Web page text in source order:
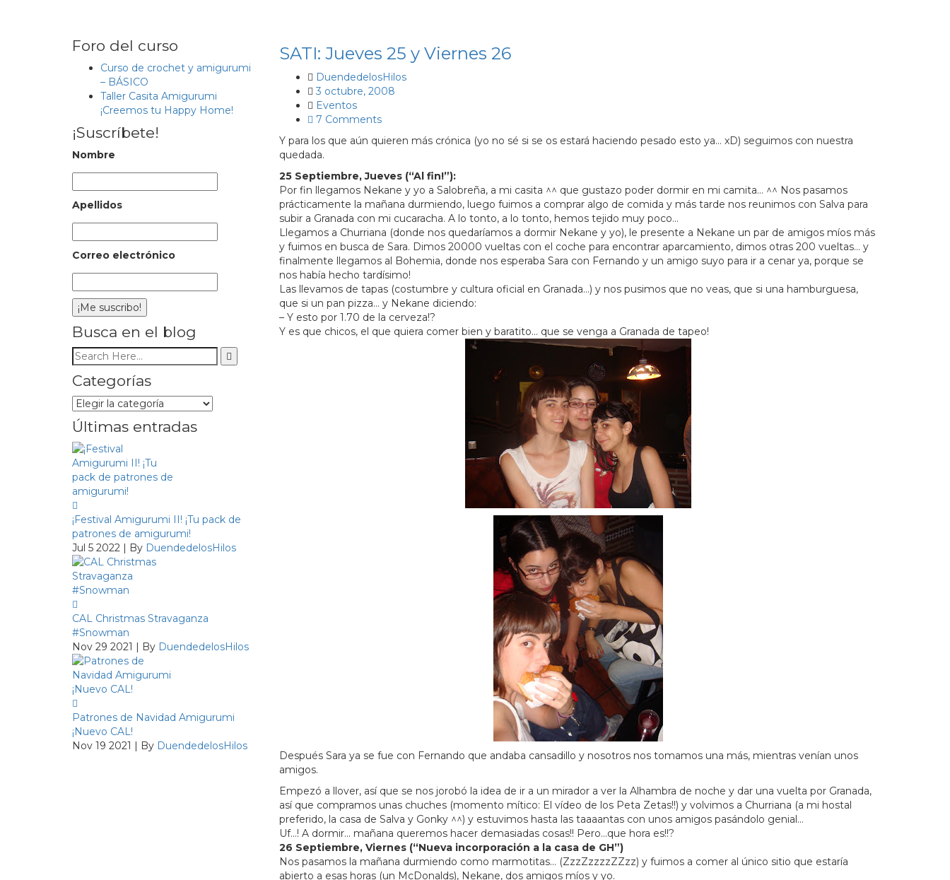
Foro del curso
Curso de crochet y amigurumi
– BÁSICO
Taller Casita Amigurumi
¡Creemos tu Happy Home!
¡Suscríbete!
Nombre
Apellidos
Correo electrónico
Busca en el blog
Categorías
Categorías
Últimas entradas
¡Festival Amigurumi II! ¡Tu pack de
patrones de amigurumi!
Jul 5 2022 | By DuendedelosHilos
CAL Christmas Stravaganza
#Snowman
Nov 29 2021 | By DuendedelosHilos
Patrones de Navidad Amigurumi
¡Nuevo CAL!
Nov 19 2021 | By DuendedelosHilos
SATI: Jueves 25 y Viernes 26
DuendedelosHilos
3 octubre, 2008
Eventos
7 Comments
Y para los que aún quieren más crónica (yo no sé si se os estará haciendo pesado esto ya… xD) seguimos con nuestra
quedada.
25 Septiembre, Jueves (“Al fin!”):
Por fin llegamos Nekane y yo a Salobreña, a mi casita ^^ que gustazo poder dormir en mi camita… ^^ Nos pasamos
prácticamente la mañana durmiendo, luego fuimos a comprar algo de comida y más tarde nos reunimos con Salva para
subir a Granada con mi cucaracha. A lo tonto, a lo tonto, hemos tejido muy poco…
Llegamos a Churriana (donde nos quedaríamos a dormir Nekane y yo), le presente a Nekane un par de amigos míos más
y fuimos en busca de Sara. Dimos 20000 vueltas con el coche para encontrar aparcamiento, dimos otras 200 vueltas… y
finalmente llegamos al Bohemia, donde nos esperaba Sara con Fernando y un amigo suyo para ir a cenar ya, porque se
nos había hecho tardísimo!
Las llevamos de tapas (costumbre y cultura oficial en Granada…) y nos pusimos que no veas, que si una hamburguesa,
que si un pan pizza… y Nekane diciendo:
– Y esto por 1.70 de la cerveza!?
Y es que chicos, el que quiera comer bien y baratito… que se venga a Granada de tapeo!
Después Sara ya se fue con Fernando que andaba cansadillo y nosotros nos tomamos una más, mientras venían unos
amigos.
Empezó a llover, así que se nos jorobó la idea de ir a un mirador a ver la Alhambra de noche y dar una vuelta por Granada,
así que compramos unas chuches (momento mítico: El vídeo de los Peta Zetas!!) y volvimos a Churriana (a mi hostal
preferido, la casa de Salva y Gonky ^^) y estuvimos hasta las taaaantas con unos amigos pasándolo genial…
Uf…! A dormir… mañana queremos hacer demasiadas cosas!! Pero…que hora es!!?
26 Septiembre, Viernes (“Nueva incorporación a la casa de GH”)
Nos pasamos la mañana durmiendo como marmotitas… (ZzzZzzzzZZzz) y fuimos a comer al único sitio que estaría
abierto a esas horas (un McDonalds), Nekane, dos amigos míos y yo.